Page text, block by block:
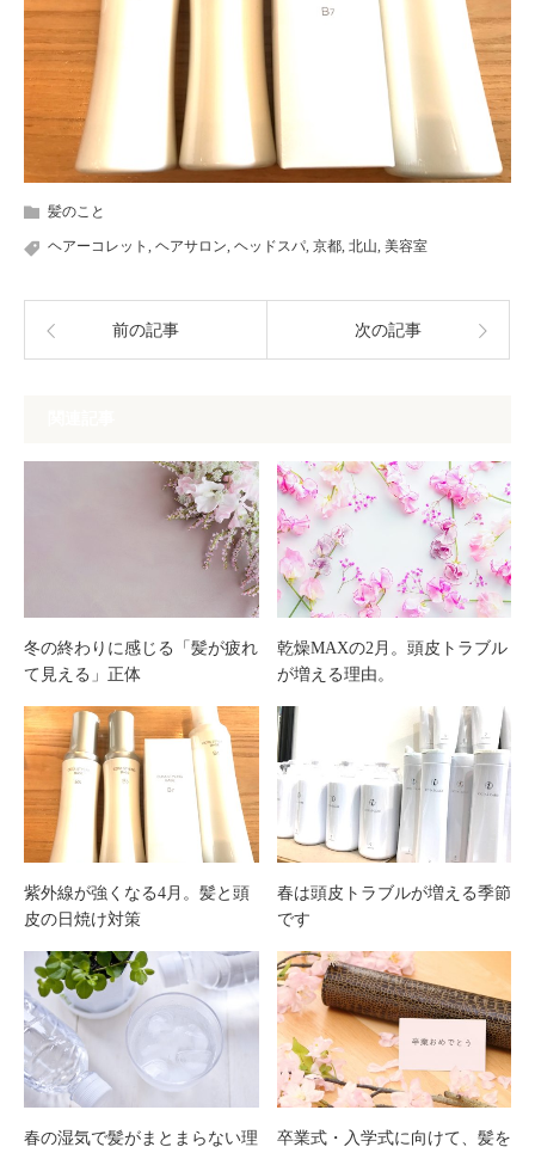
髪のこと
ヘアーコレット , ヘアサロン, ヘッドスパ, 京都, 北山, 美容室
前の記事 次の記事
冬の終わりに感じる「髪が疲れ
て見える」正体
乾燥MAXの2月。頭皮トラブル
が増える理由。
紫外線が強くなる4月。髪と頭
皮の日焼け対策
春は頭皮トラブルが増える季節
です
春の湿気で髪がまとまらない理
卒業式・入学式に向けて、髪を